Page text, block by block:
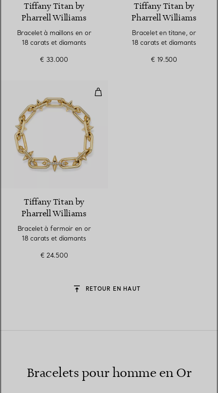
Tiffany Titan by
Pharrell Williams
Bracelet à maillons en or
18 carats et diamants
€ 33.000
Tiffany Titan by
Pharrell Williams
Bracelet en titane, or
18 carats et diamants
€ 19.500
Bracelet à fermoir en or 18
Tiffany Titan by
Pharrell Williams
Bracelet à fermoir en or
18 carats et diamants
€ 24.500
RETOUR EN HAUT
Bracelets pour homme en Or